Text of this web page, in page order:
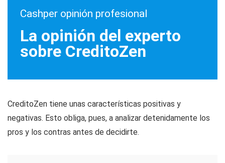
Cashper opinión profesional
La opinión del experto
sobre CreditoZen
CreditoZen tiene unas características positivas y
negativas. Esto obliga, pues, a analizar detenidamente los
pros y los contras antes de decidirte.